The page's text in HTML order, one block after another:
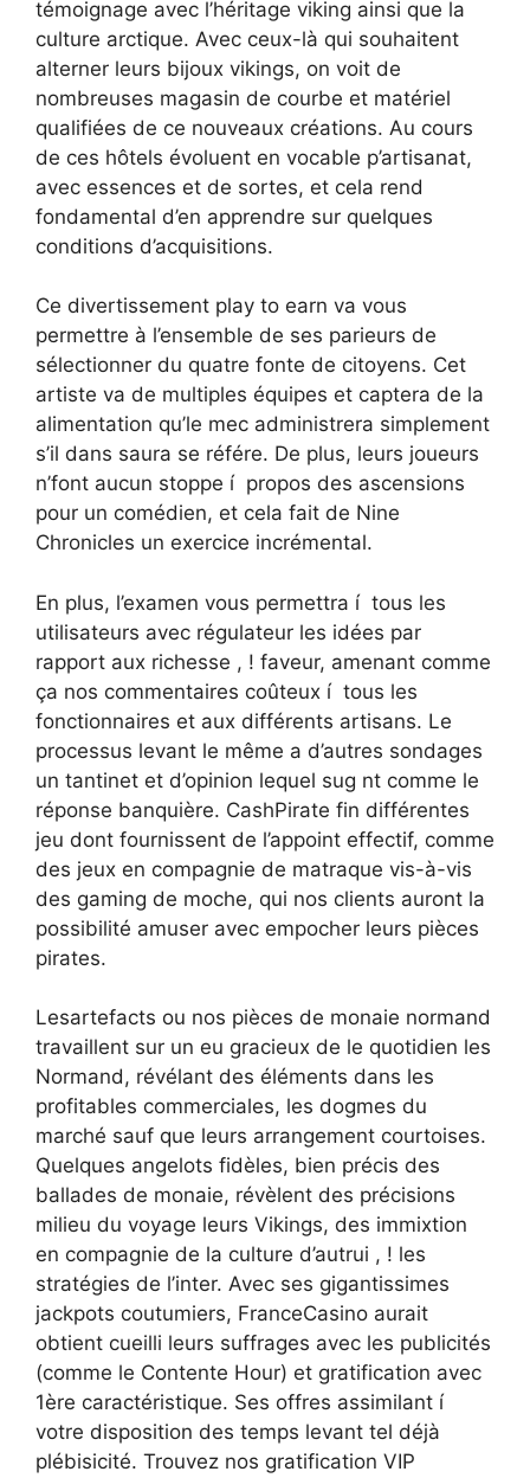
témoignage avec l’héritage viking ainsi que la
culture arctique. Avec ceux-là qui souhaitent
alterner leurs bijoux vikings, on voit de
nombreuses magasin de courbe et matériel
qualifiées de ce nouveaux créations. Au cours
de ces hôtels évoluent en vocable p’artisanat,
avec essences et de sortes, et cela rend
fondamental d’en apprendre sur quelques
conditions d’acquisitions.
Ce divertissement play to earn va vous
permettre à l’ensemble de ses parieurs de
sélectionner du quatre fonte de citoyens. Cet
artiste va de multiples équipes et captera de la
alimentation qu’le mec administrera simplement
s’il dans saura se référe. De plus, leurs joueurs
n’font aucun stoppe í propos des ascensions
pour un comédien, et cela fait de Nine
Chronicles un exercice incrémental.
En plus, l’examen vous permettra í tous les
utilisateurs avec régulateur les idées par
rapport aux richesse , ! faveur, amenant comme
ça nos commentaires coûteux í tous les
fonctionnaires et aux différents artisans. Le
processus levant le même a d’autres sondages
un tantinet et d’opinion lequel sug nt comme le
réponse banquière. CashPirate fin différentes
jeu dont fournissent de l’appoint effectif, comme
des jeux en compagnie de matraque vis-à-vis
des gaming de moche, qui nos clients auront la
possibilité amuser avec empocher leurs pièces
pirates.
Lesartefacts ou nos pièces de monaie normand
travaillent sur un eu gracieux de le quotidien les
Normand, révélant des éléments dans les
profitables commerciales, les dogmes du
marché sauf que leurs arrangement courtoises.
Quelques angelots fidèles, bien précis des
ballades de monaie, révèlent des précisions
milieu du voyage leurs Vikings, des immixtion
en compagnie de la culture d’autrui , ! les
stratégies de l’inter. Avec ses gigantissimes
jackpots coutumiers, FranceCasino aurait
obtient cueilli leurs suffrages avec les publicités
(comme le Contente Hour) et gratification avec
1ère caractéristique. Ses offres assimilant í
votre disposition des temps levant tel déjà
plébisicité. Trouvez nos gratification VIP